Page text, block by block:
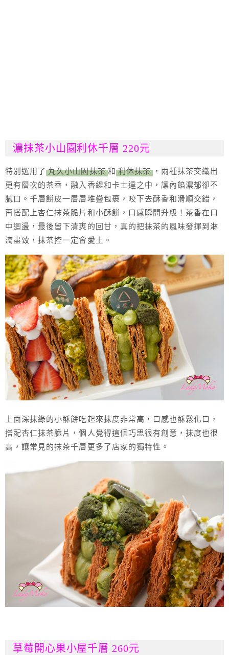
濃抹茶小山園利休千層 220元
特別選用了 丸久小山園抹茶 和 利休抹茶 ，兩種抹茶交織出
更有層次的茶香，融入香緹和卡士達之中，讓內餡濃郁卻不
膩口。千層餅皮一層層堆疊包裹，咬下去酥香和滑順交錯，
再搭配上杏仁抹茶脆片和小酥餅，口感瞬間升級！茶香在口
中迴盪，最後留下清爽的回甘，真的把抹茶的風味發揮到淋
漓盡致，抹茶控一定會愛上。
上面深抹綠的小酥餅吃起來抹度非常高，口感也酥鬆化口，
搭配杏仁抹茶脆片，個人覺得這個巧思很有創意，抹度也很
高，讓常見的抹茶千層更多了店家的獨特性。
草莓開心果小屋千層 260元